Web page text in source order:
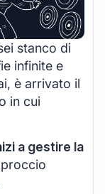
stanco di
infinite e
è arrivato il
in cui
a gestire la